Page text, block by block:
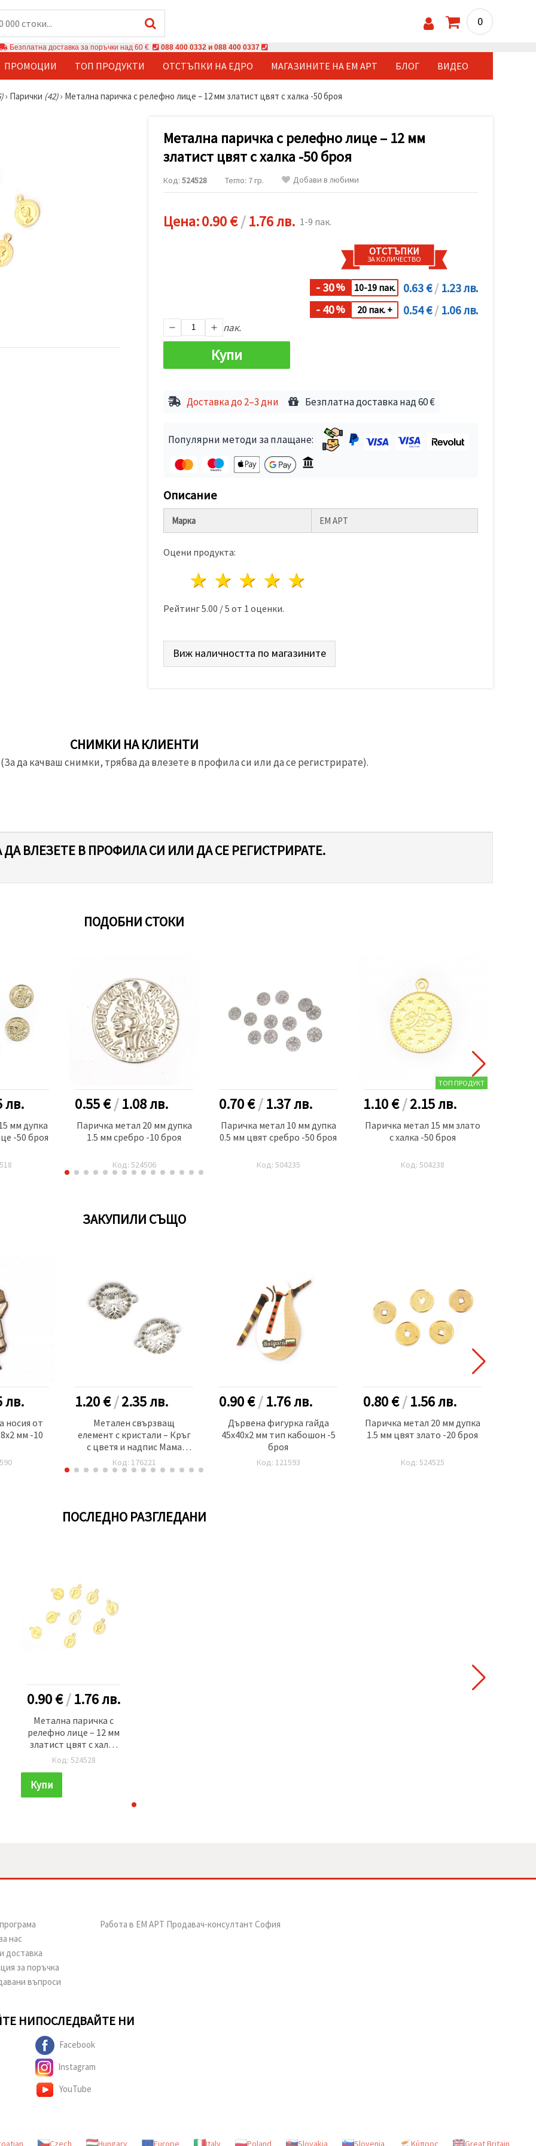
0
Безплатна доставка за поръчки над 60 € 088 400 0332 и 088 400 0337
ПРОМОЦИИ ТОП ПРОДУКТИ ОТСТЪПКИ НА ЕДРО МАГАЗИНИТЕ НА ЕМ АРТ БЛОГ ВИДЕО
› Парички (42)› Метална паричка с релефно лице – 12 мм златист цвят с халка -50 броя
Метална паричка с релефно лице – 12 мм
златист цвят с халка -50 броя
Код: 524528 Тегло: 7 гр. Добави в любими
Цена:0.90 €/1.76 лв. 1-9 пак.
ОТСТЪПКИ
ЗА КОЛИЧЕСТВО
- 30% 10-19 пак. 0.63 €/ 1.23 лв.
- 40% 20 пак. + 0.54 €/ 1.06 лв.
пак.
Купи
Доставка до 2–3 дни Безплатна доставка над 60 €
Популярни методи за плащане:
Описание
Марка ЕМ АРТ
Оцени продукта:
4 звезди
3 звезди
2 звезди
1 звезда
Рейтинг5.00 /5 от 1 оценки.
Виж наличността по магазините
СНИМКИ НА КЛИЕНТИ
да качваш снимки, трябва да влезете в профила си или да се регистрирате).
ВЛЕЗЕТЕ В ПРОФИЛА СИ ИЛИ ДА СЕ РЕГИСТРИРАТЕ.
ПОДОБНИ СТОКИ
лв.
мм дупка
-50 броя
0.55 €/1.08лв.
Паричка метал 20 мм дупка
1.5 мм сребро -10 броя
Код: 524506
0.70 €/1.37лв.
Паричка метал 10 мм дупка
0.5 мм цвят сребро -50 броя
Код: 504235
ТОП ПРОДУКТ
1.10 €/2.15лв.
Паричка метал 15 мм злато
с халка -50 броя
Код: 504238
ЗАКУПИЛИ СЪЩО
лв.
носия от
мм -10
1.20 €/2.35лв.
Метален свързващ
елемент с кристали – Кръг
с цветя и надпис Мама
22x16x2 мм дупка 2 мм
сребрист цвят -5 броя
Код: 176221
0.90 €/1.76лв.
Дървена фигурка гайда
45x40x2 мм тип кабошон -5
броя
Код: 121593
0.80 €/1.56лв.
Паричка метал 20 мм дупка
1.5 мм цвят злато -20 броя
Код: 524525
ПОСЛЕДНО РАЗГЛЕДАНИ
0.90 €/1.76лв.
Метална паричка с
релефно лице – 12 мм
златист цвят с халка
-50 броя
Код: 524528
Купи
нас
доставка
за поръчка
въпроси
Работа в ЕМ АРТ Продавач-консултант София
НИПОСЛЕДВАЙТЕ НИ
Facebook
Instagram
YouTube
Czech Hungary Europe Italy Poland Slovakia Slovenia Κύπρος Great Britain